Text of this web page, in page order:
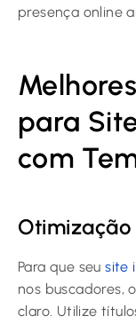
presença online
para
com
Para que seusite
nos buscadores,
claro. Utilize